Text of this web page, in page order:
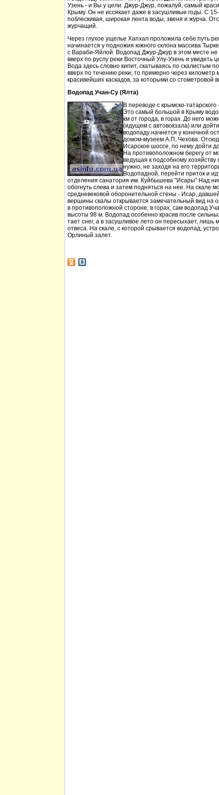
Узень - и Вы у цели. Джур-Джур, пожалуй, самый
Крыму. Он не иссякает даже в засушливые годы. С
поблескивая, широкая лента воды, звеня и журча.
журчащий.
Через глухое ущелье Хапхал проложила себе путь
начинается у подножия южного склона массива
с Вараби-Яйлой. Водопад Джур-Джур в этом месте
вверх по руслу реки Восточный Улу-Узень и увидеть
Вода здесь словно кипит, скатываясь по скалистым
вверх по течению реки, то примерно через километр
красивейших каскадов, за которыми со стометровой
Водопад Учан-Су (Ялта)
В переводе с крымско-
Это самый большой в Крыму
км от города, в горах. До него
(идущем с автовокзала) или
водопаду начнется у конечной
домом-музеем А.П. Чехова.
Исарское шоссе, по нему дойти
На противоположном берегу от
ведущая к подсобному
нужно, не заходя на его
Водопадной, перейти приток и
отделения санатория им. Куйбышева "Исары" Над
обогнуть слева и затем подняться на нее. На скале
средневековой оборонительной стены - Исар,
вершины скалы открывается замечательный вид на
в противоположной стороне, в горах, сам водопад
высоты 98 м. Водопад особенно красив после
тает снег, а в засушливое лето он пересыхает, лишь
отвеса. На скале, с которой срывается водопад,
Орлиный залет.